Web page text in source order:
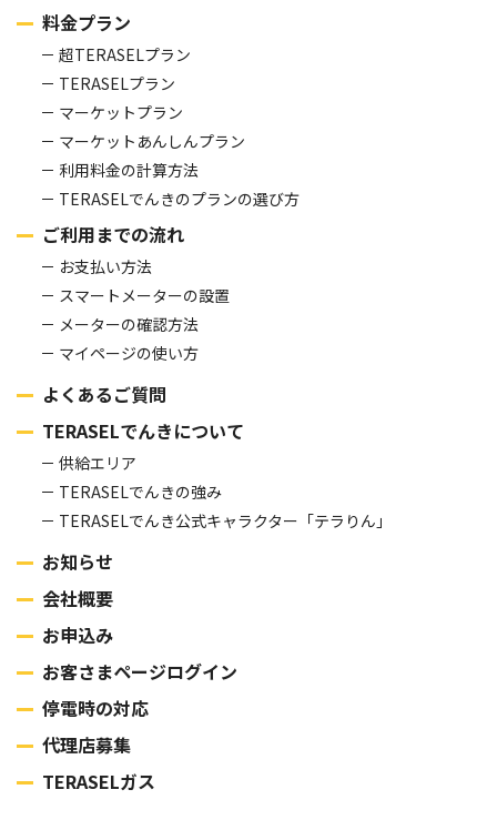
料金プラン
超TERASELプラン
TERASELプラン
マーケットプラン
マーケットあんしんプラン
利用料金の計算方法
TERASELでんきのプランの選び方
ご利用までの流れ
お支払い方法
スマートメーターの設置
メーターの確認方法
マイページの使い方
よくあるご質問
TERASELでんきについて
供給エリア
TERASELでんきの強み
TERASELでんき公式キャラクター「テラりん」
お知らせ
会社概要
お申込み
お客さまページログイン
停電時の対応
代理店募集
TERASELガス